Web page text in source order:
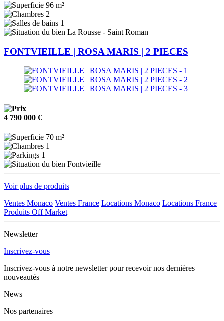
96 m²
2
1
La Rousse - Saint Roman
FONTVIEILLE | ROSA MARIS | 2 PIECES
4 790 000 €
70 m²
1
1
Fontvieille
Voir plus de produits
Ventes Monaco Ventes France Locations Monaco Locations France
Produits Off Market
Newsletter
Inscrivez-vous
Inscrivez-vous à notre newsletter pour recevoir nos dernières
nouveautés
News
Nos partenaires